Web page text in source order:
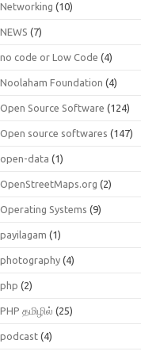
Networking (10)
NEWS (7)
no code or Low Code (4)
Noolaham Foundation (4)
Open Source Software (124)
Open source softwares (147)
open-data (1)
OpenStreetMaps.org (2)
Operating Systems (9)
payilagam (1)
photography (4)
php (2)
PHP தமிழில் (25)
podcast (4)